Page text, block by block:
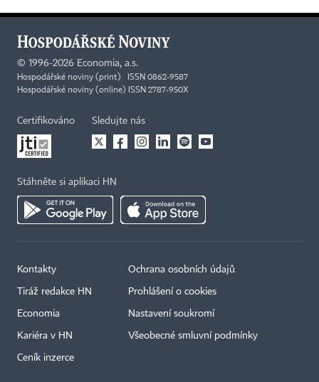
© 1996-2026 Economia, a.s.
Hospodářské noviny (print) ISSN 0862-9587
Hospodářské noviny (online) ISSN 2787-950X
Certifikováno Sledujte nás
Stáhněte si aplikaci HN
Kontakty
Tiráž redakce HN
Economia
Kariéra v HN
Ceník inzerce
Ochrana osobních údajů
Prohlášení o cookies
Nastavení soukromí
Všeobecné smluvní podmínky